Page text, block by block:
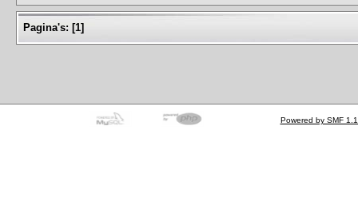
Pagina's: [1]
Powered by SMF